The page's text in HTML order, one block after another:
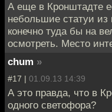
А еще в Кронштадте
небольшие статуи
конечно туда бы на
осмотреть. Место
chum »
#17 | 01.09.13 14:39
А это правда, что в
одного светофора?